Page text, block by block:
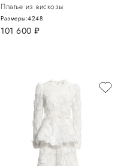
Платье из вискозы
101 600 руб.
Размеры:4248